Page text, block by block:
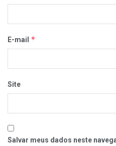
E-mail *
Site
Salvar meus dados neste